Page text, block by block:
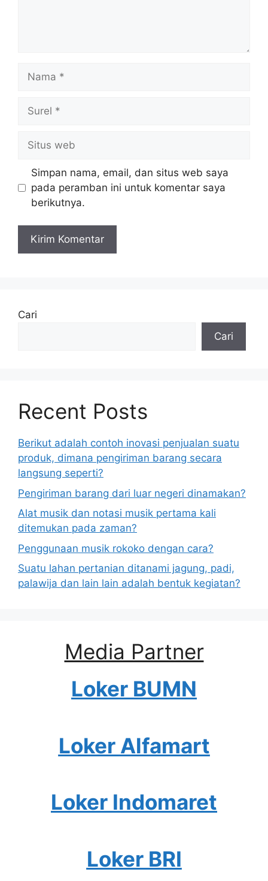
web
Simpan nama, email, dan situs web saya
pada peramban ini untuk komentar saya
berikutnya.
Cari
Cari
Recent Posts
Berikut adalah contoh inovasi penjualan suatu
produk, dimana pengiriman barang secara
langsung seperti?
Pengiriman barang dari luar negeri dinamakan?
Alat musik dan notasi musik pertama kali
ditemukan pada zaman?
Penggunaan musik rokoko dengan cara?
Suatu lahan pertanian ditanami jagung, padi,
palawija dan lain lain adalah bentuk kegiatan?
Media Partner
Loker BUMN
Loker Alfamart
Loker Indomaret
Loker BRI